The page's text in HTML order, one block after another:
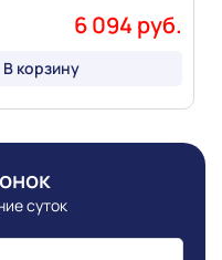
6 094 руб.
В корзину
суток